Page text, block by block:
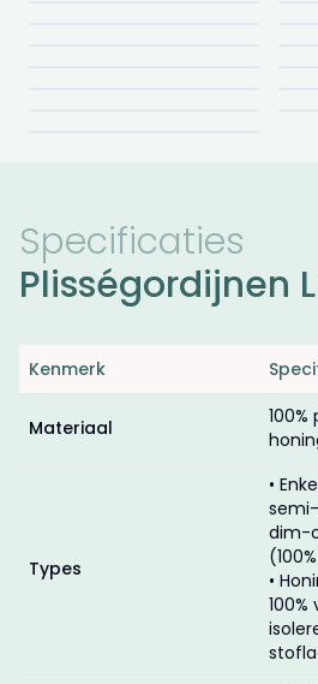
Specificaties
Plisségordijnen
Kenmerk
Materiaal
Types
•
dim-
•